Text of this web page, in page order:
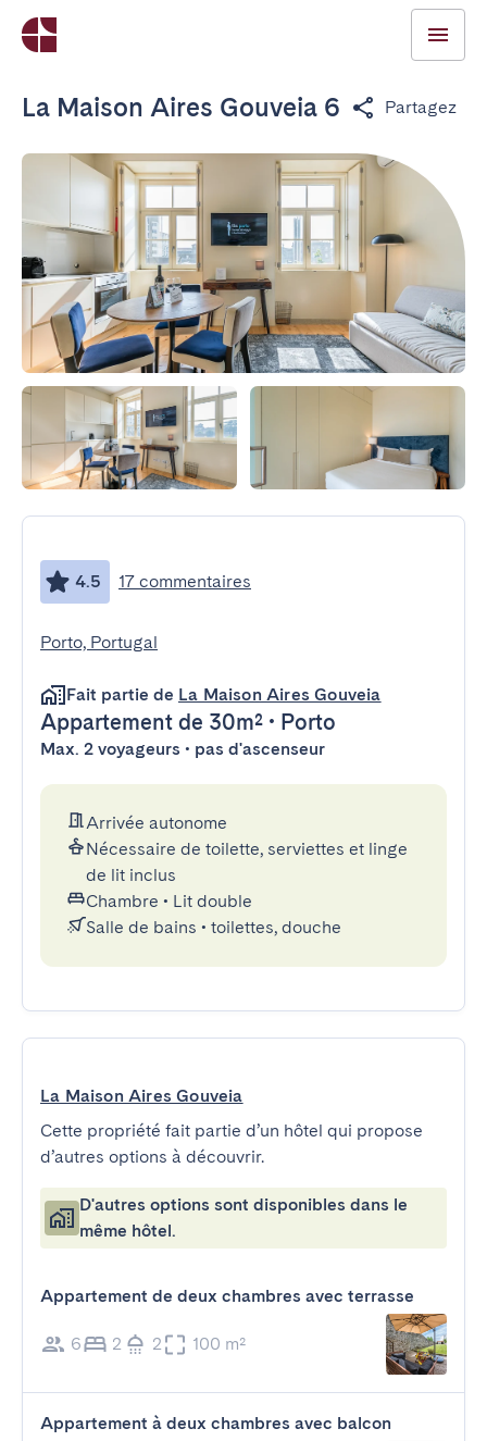
La Maison Aires Gouveia 6 Partagez
4.5 17 commentaires
Porto, Portugal
Fait partie de La Maison Aires Gouveia
Appartement de 30m² • Porto
Max. 2 voyageurs • pas d'ascenseur
Arrivée autonome
Nécessaire de toilette, serviettes et linge
de lit inclus
Chambre • Lit double
Salle de bains • toilettes, douche
La Maison Aires Gouveia
Cette propriété fait partie d’un hôtel qui propose
d’autres options à découvrir.
D'autres options sont disponibles dans le
même hôtel.
Appartement de deux chambres avec terrasse
6 2 2 100 m²
Appartement à deux chambres avec balcon